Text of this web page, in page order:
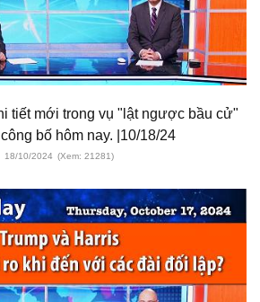
tiết mới trong vụ "lật ngược bầu cử"
bố hôm nay. |10/18/24
18/10/2024 (Xem: 21281)